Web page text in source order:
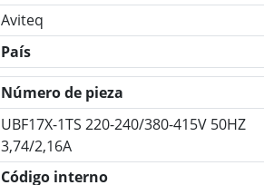
Aviteq
País
Número de pieza
UBF17X-1TS 220-240/380-415V 50HZ
3,74/2,16A
Código interno